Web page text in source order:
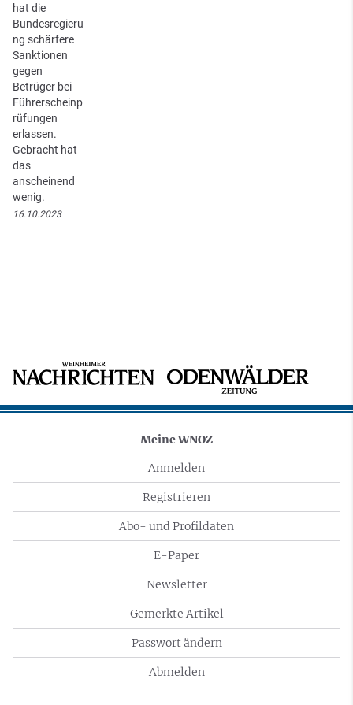
hat die
Bundesregieru
ng schärfere
Sanktionen
gegen
Betrüger bei
Führerscheinp
rüfungen
erlassen.
Gebracht hat
das
anscheinend
wenig.
16.10.2023
Meine WNOZ
Anmelden
Registrieren
Abo- und Profildaten
E-Paper
Newsletter
Gemerkte Artikel
Passwort ändern
Abmelden